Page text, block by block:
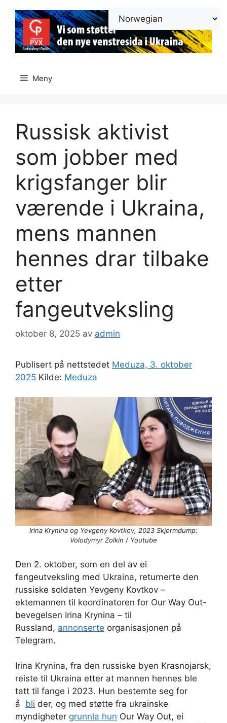
innhold
Meny
Russisk aktivist
som jobber med
krigsfanger blir
værende i Ukraina,
mens mannen
hennes drar tilbake
etter
fangeutveksling
oktober 8, 2025 av admin
Publisert på nettstedet Meduza, 3. oktober
2025 Kilde: Meduza
Irina Krynina og Yevgeny Kovtkov, 2023 Skjermdump:
Volodymyr Zolkin / Youtube
Den 2. oktober, som en del av ei
fangeutveksling med Ukraina, returnerte den
russiske soldaten Yevgeny Kovtkov –
ektemannen til koordinatoren for Our Way Out-
bevegelsen Irina Krynina – til
Russland, annonserte organisasjonen på
Telegram.
Irina Krynina, fra den russiske byen Krasnojarsk,
reiste til Ukraina etter at mannen hennes ble
tatt til fange i 2023. Hun bestemte seg for
å bli der, og med støtte fra ukrainske
myndigheter grunnla hun Our Way Out, ei